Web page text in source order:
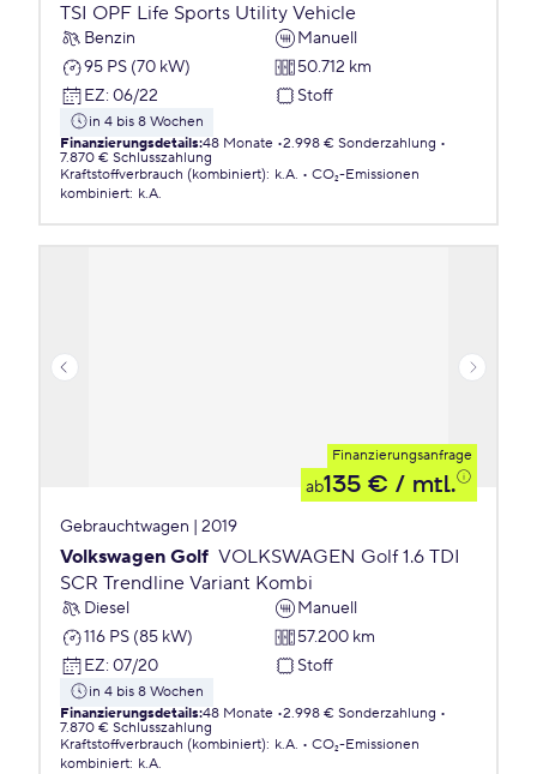
TSI OPF Life Sports Utility Vehicle
Benzin
Manuell
95 PS (70 kW)
50.712 km
EZ: 06/22 Stoff
in 4 bis 8 Wochen
Finanzierungsdetails:48 Monate 2.998 € Sonderzahlung
7.870 € Schlusszahlung
Kraftstoffverbrauch (kombiniert): k.A.
CO₂-Emissionen
kombiniert: k.A.
Finanzierungsanfrage
ab135 € / mtl.
Gebrauchtwagen | 2019
Volkswagen Golf VOLKSWAGEN Golf 1.6 TDI
SCR Trendline Variant Kombi
Diesel
Manuell
116 PS (85 kW)
57.200 km
EZ: 07/20 Stoff
in 4 bis 8 Wochen
Finanzierungsdetails:48 Monate 2.998 € Sonderzahlung
7.870 € Schlusszahlung
Kraftstoffverbrauch (kombiniert): k.A.
CO₂-Emissionen
kombiniert: k.A.